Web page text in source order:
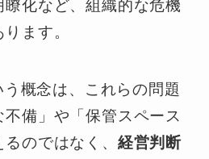
化など、組織的な危機
ます。
概念は、これらの問題
備」や「保管スペース
のではなく、 経営判断